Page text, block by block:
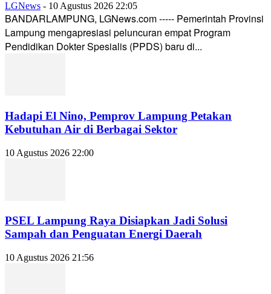
LGNews - 10 Agustus 2026 22:05
BANDARLAMPUNG, LGNews.com ----- Pemerintah Provinsi
Lampung mengapresiasi peluncuran empat Program
Pendidikan Dokter Spesialis (PPDS) baru di...
Hadapi El Nino, Pemprov Lampung Petakan
Kebutuhan Air di Berbagai Sektor
10 Agustus 2026 22:00
PSEL Lampung Raya Disiapkan Jadi Solusi
Sampah dan Penguatan Energi Daerah
10 Agustus 2026 21:56